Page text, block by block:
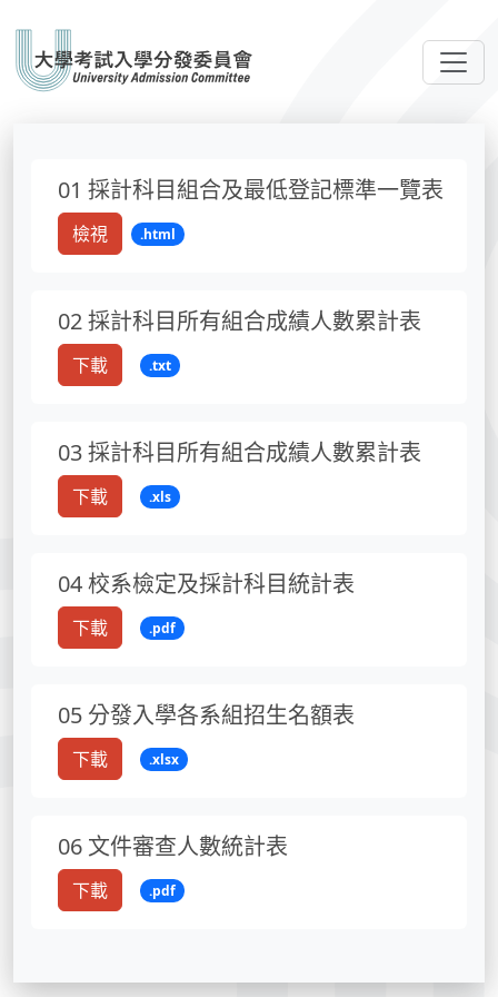
01 採計科目組合及最低登記標準一覽表
檢視 .html
02 採計科目所有組合成績人數累計表
下載 .txt
03 採計科目所有組合成績人數累計表
下載 .xls
04 校系檢定及採計科目統計表
下載 .pdf
05 分發入學各系組招生名額表
下載 .xlsx
06 文件審查人數統計表
下載 .pdf